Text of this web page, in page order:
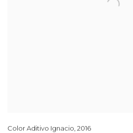
Color Aditivo Ignacio, 2016